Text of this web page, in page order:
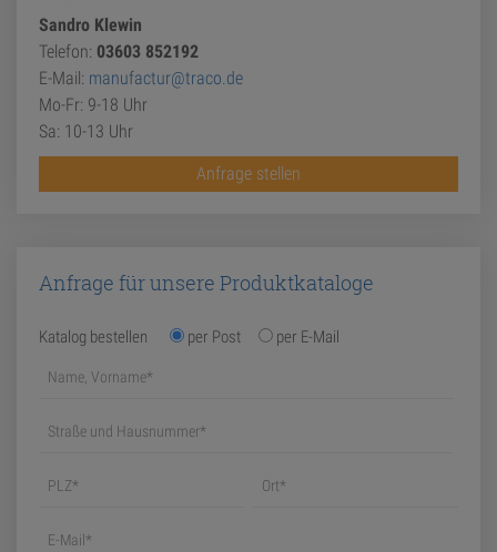
Sandro Klewin
Telefon: 03603 852192
E-Mail: manufactur@traco.de
Mo-Fr: 9-18 Uhr
Sa: 10-13 Uhr
Anfrage stellen
Anfrage für unsere Produktkataloge
Katalog bestellen per Post per E-Mail